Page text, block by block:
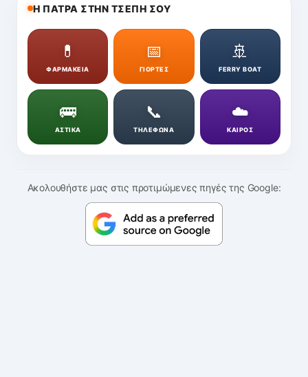
Η ΠΑΤΡΑ ΣΤΗΝ ΤΣΕΠΗ ΣΟΥ
💊
ΦΑΡΜΑΚΕΙΑ
📅
ΓΙΟΡΤΕΣ
🚢
FERRY BOAT
🚌
ΑΣΤΙΚΑ
📞
ΤΗΛΕΦΩΝΑ
☁️
ΚΑΙΡΟΣ
Ακολουθήστε μας στις προτιμώμενες πηγές της Google: